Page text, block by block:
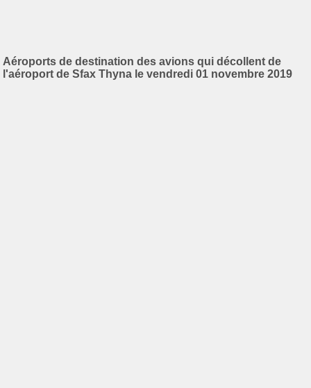
Aéroports de destination des avions qui décollent de
l'aéroport de Sfax Thyna le vendredi 01 novembre 2019